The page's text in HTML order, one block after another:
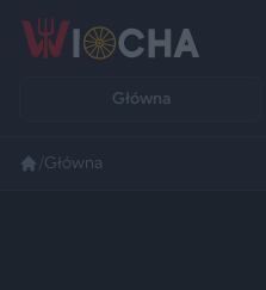
Główna
Główna